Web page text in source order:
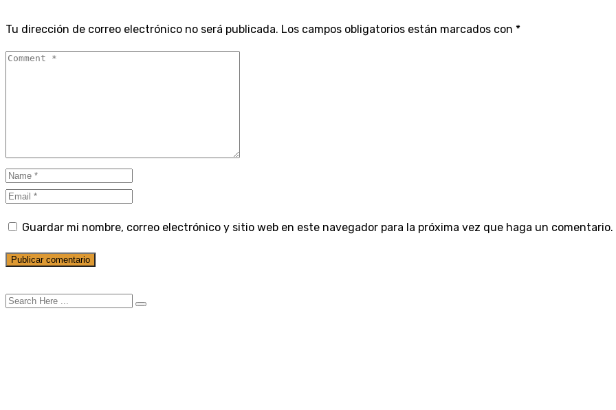
Tu dirección de correo electrónico no será publicada. Los campos obligatorios están marcados con *
Guardar mi nombre, correo electrónico y sitio web en este navegador para la próxima vez que haga un comentario.